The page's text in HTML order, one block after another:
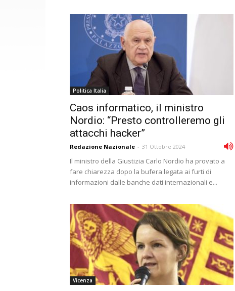
Politica Italia
Caos informatico, il ministro
Nordio: “Presto controlleremo gli
attacchi hacker”
Redazione Nazionale - 31 Ottobre 2024
Il ministro della Giustizia Carlo Nordio ha provato a
fare chiarezza dopo la bufera legata ai furti di
informazioni dalle banche dati internazionali e...
Vicenza